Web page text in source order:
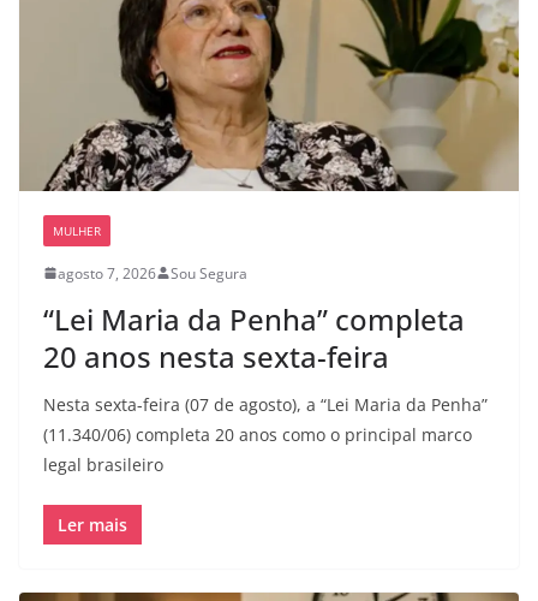
MULHER
agosto 7, 2026 Sou Segura
“Lei Maria da Penha” completa
20 anos nesta sexta-feira
Nesta sexta-feira (07 de agosto), a “Lei Maria da Penha”
(11.340/06) completa 20 anos como o principal marco
legal brasileiro
Ler mais